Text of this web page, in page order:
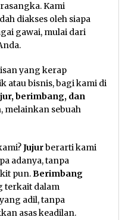
Kami
diakses oleh siapa
gawai, mulai dari
yang kerap
atau bisnis, bagi kami di
berimbang, dan
melainkan sebuah
Jujurberarti kami
adanya, tanpa
pun.Berimbang
terkait dalam
adil, tanpa
asas keadilan.